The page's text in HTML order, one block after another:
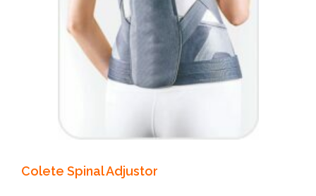
Colete Spinal Adjustor